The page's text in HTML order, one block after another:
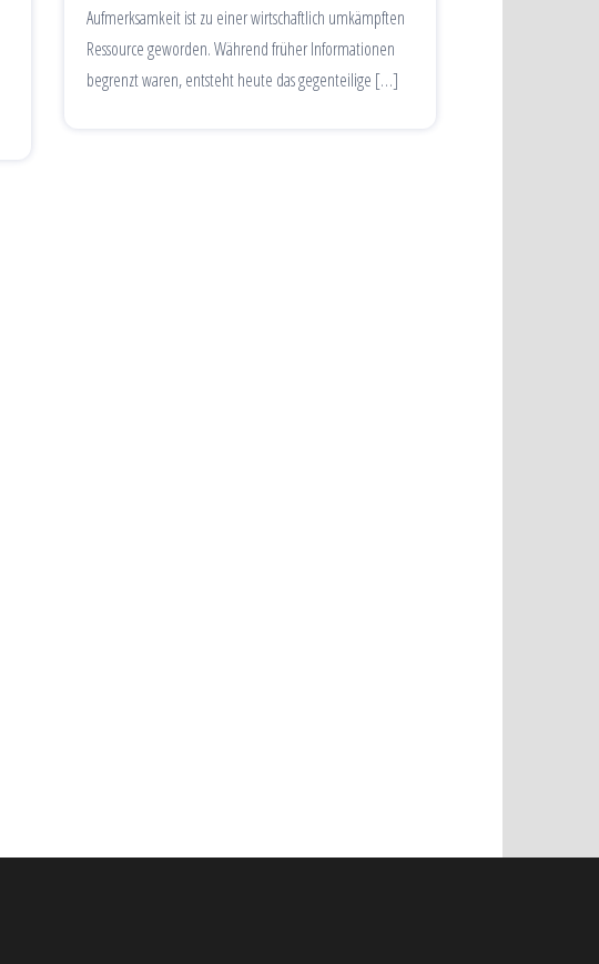
Aufmerksamkeit ist zu einer wirtschaftlich umkämpften
Ressource geworden. Während früher Informationen
begrenzt waren, entsteht heute das gegenteilige […]